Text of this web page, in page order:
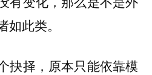
此类。
抉择，原本只能依靠模